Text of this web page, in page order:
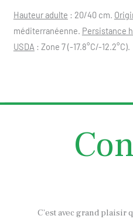
Hauteur adulte : 20/40 cm.
méditerranéenne. Persistance
USDA : Zone 7 (-17.8°C/-12.2°C).
C’est avec grand plaisir